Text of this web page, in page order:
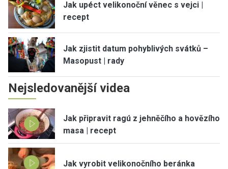
Jak upéct velikonoční věnec s vejci |
recept
Jak zjistit datum pohyblivých svátků –
Masopust | rady
Nejsledovanější videa
Jak připravit ragú z jehněčího a hovězího
masa | recept
Jak vyrobit velikonočního beránka